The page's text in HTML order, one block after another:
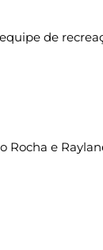
de
Rocha e